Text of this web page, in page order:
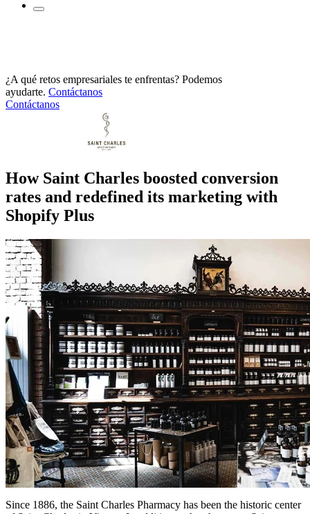
¿A qué retos empresariales te enfrentas? Podemos
ayudarte. Contáctanos
Contáctanos
How Saint Charles boosted conversion
rates and redefined its marketing with
Shopify Plus
Since 1886, the Saint Charles Pharmacy has been the historic center